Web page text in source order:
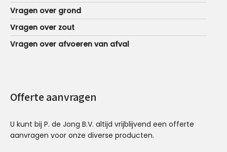
Vragen over grond
Vragen over zout
Vragen over afvoeren van afval
Offerte aanvragen
U kunt bij P. de Jong B.V. altijd vrijblijvend een offerte
aanvragen voor onze diverse producten.